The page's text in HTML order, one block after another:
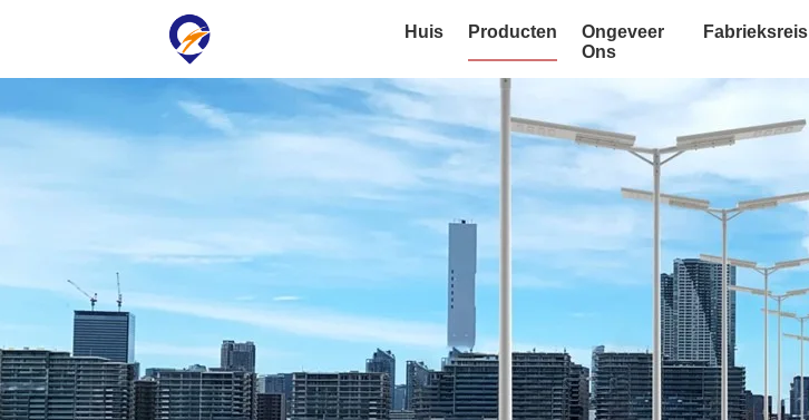
Huis Producten
Ongeveer
Ons
Fabrieksreis